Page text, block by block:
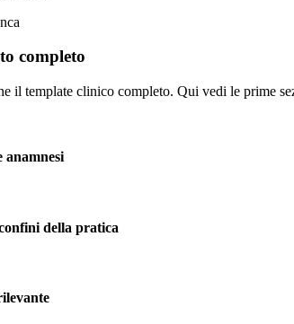
completo
il template clinico completo. Qui vedi le prime
anamnesi
della pratica